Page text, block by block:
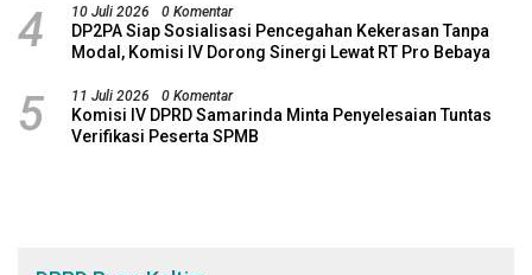
4 10 Juli 2026 0 Komentar
DP2PA Siap Sosialisasi Pencegahan Kekerasan Tanpa
Modal, Komisi IV Dorong Sinergi Lewat RT Pro Bebaya
5 11 Juli 2026 0 Komentar
Komisi IV DPRD Samarinda Minta Penyelesaian Tuntas
Verifikasi Peserta SPMB